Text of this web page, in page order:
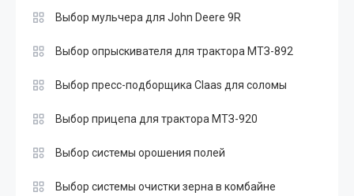
Выбор мульчера для John Deere 9R
Выбор опрыскивателя для трактора МТЗ-892
Выбор пресс-подборщика Claas для соломы
Выбор прицепа для трактора МТЗ-920
Выбор системы орошения полей
Выбор системы очистки зерна в комбайне